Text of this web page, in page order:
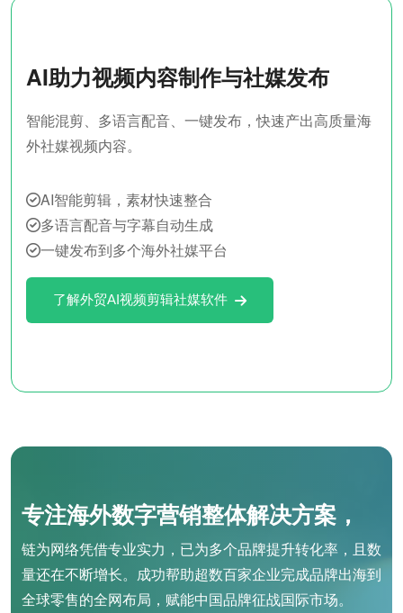
AI助力视频内容制作与社媒发布
智能混剪、多语言配音、一键发布，快速产出高质量海
外社媒视频内容。
AI智能剪辑，素材快速整合
多语言配音与字幕自动生成
一键发布到多个海外社媒平台
了解外贸AI视频剪辑社媒软件
专注海外数字营销整体解决方案，
链为网络凭借专业实力，已为多个品牌提升转化率，且数
量还在不断增长。成功帮助超数百家企业完成品牌出海到
全球零售的全网布局，赋能中国品牌征战国际市场。